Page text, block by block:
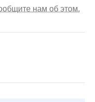
нам об этом.